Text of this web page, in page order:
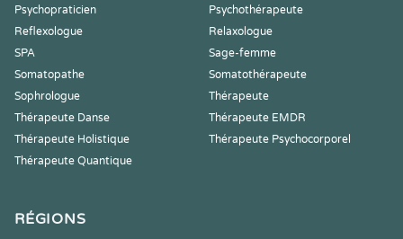
Psychopraticien
Psychothérapeute
Reflexologue
Relaxologue
SPA
Sage-femme
Somatopathe
Somatothérapeute
Sophrologue
Thérapeute
Thérapeute Danse
Thérapeute EMDR
Thérapeute Holistique
Thérapeute Psychocorporel
Thérapeute Quantique
RÉGIONS